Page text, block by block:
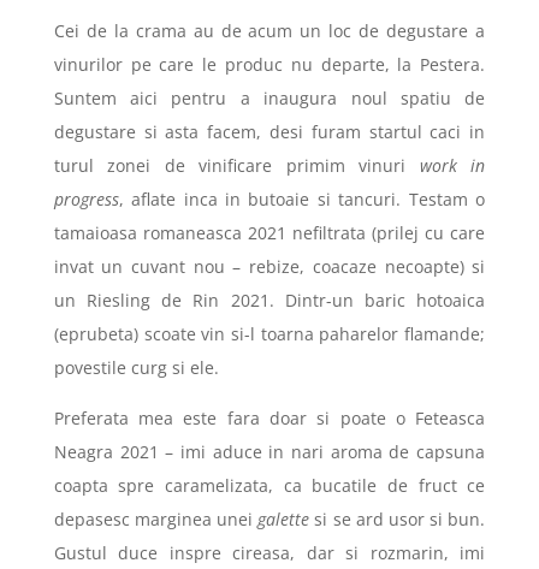
Cei de la crama au de acum un loc de degustare a
vinurilor pe care le produc nu departe, la Pestera.
Suntem aici pentru a inaugura noul spatiu de
degustare si asta facem, desi furam startul caci in
turul zonei de vinificare primim vinuri work in
progress, aflate inca in butoaie si tancuri. Testam o
tamaioasa romaneasca 2021 nefiltrata (prilej cu care
invat un cuvant nou – rebize, coacaze necoapte) si
un Riesling de Rin 2021. Dintr-un baric hotoaica
(eprubeta) scoate vin si-l toarna paharelor flamande;
povestile curg si ele.
Preferata mea este fara doar si poate o Feteasca
Neagra 2021 – imi aduce in nari aroma de capsuna
coapta spre caramelizata, ca bucatile de fruct ce
depasesc marginea uneigalette si se ard usor si bun.
Gustul duce inspre cireasa, dar si rozmarin, imi